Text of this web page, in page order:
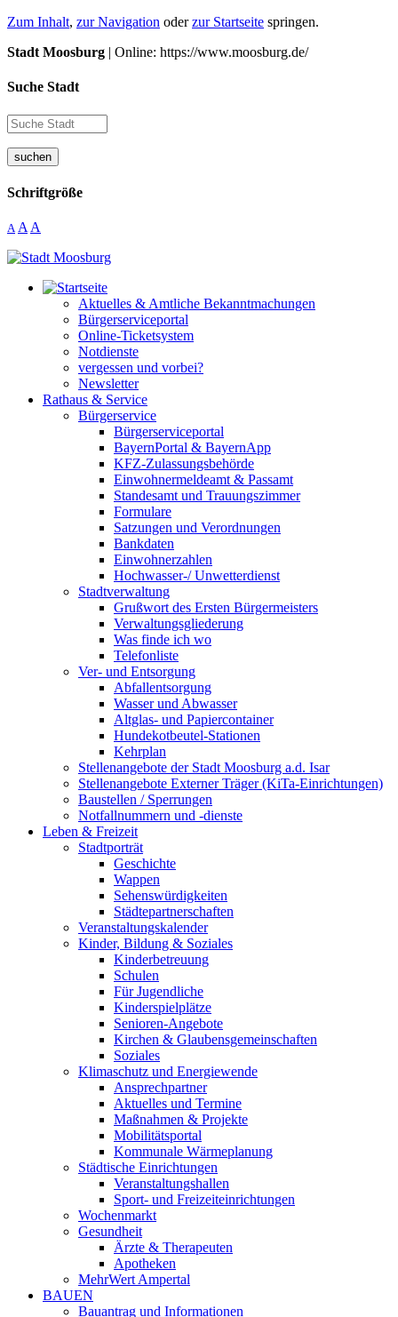
Zum Inhalt, zur Navigation oderzur Startseite springen.
Stadt Moosburg | Online: https://www.moosburg.de/
Suche Stadt
suchen
Schriftgröße
A A A
Aktuelles & Amtliche Bekanntmachungen
Bürgerserviceportal
Online-Ticketsystem
Notdienste
vergessen und vorbei?
Newsletter
Rathaus & Service
Bürgerservice
Bürgerserviceportal
BayernPortal & BayernApp
KFZ-Zulassungsbehörde
Einwohnermeldeamt & Passamt
Standesamt und Trauungszimmer
Formulare
Satzungen und Verordnungen
Bankdaten
Einwohnerzahlen
Hochwasser-/ Unwetterdienst
Stadtverwaltung
Grußwort des Ersten Bürgermeisters
Verwaltungsgliederung
Was finde ich wo
Telefonliste
Ver- und Entsorgung
Abfallentsorgung
Wasser und Abwasser
Altglas- und Papiercontainer
Hundekotbeutel-Stationen
Kehrplan
Stellenangebote der Stadt Moosburg a.d. Isar
Stellenangebote Externer Träger (KiTa-Einrichtungen)
Baustellen / Sperrungen
Notfallnummern und -dienste
Leben & Freizeit
Stadtporträt
Geschichte
Wappen
Sehenswürdigkeiten
Städtepartnerschaften
Veranstaltungskalender
Kinder, Bildung & Soziales
Kinderbetreuung
Schulen
Für Jugendliche
Kinderspielplätze
Senioren-Angebote
Kirchen & Glaubensgemeinschaften
Soziales
Klimaschutz und Energiewende
Ansprechpartner
Aktuelles und Termine
Maßnahmen & Projekte
Mobilitätsportal
Kommunale Wärmeplanung
Städtische Einrichtungen
Veranstaltungshallen
Sport- und Freizeiteinrichtungen
Wochenmarkt
Gesundheit
Ärzte & Therapeuten
Apotheken
MehrWert Ampertal
BAUEN
Bauantrag und Informationen